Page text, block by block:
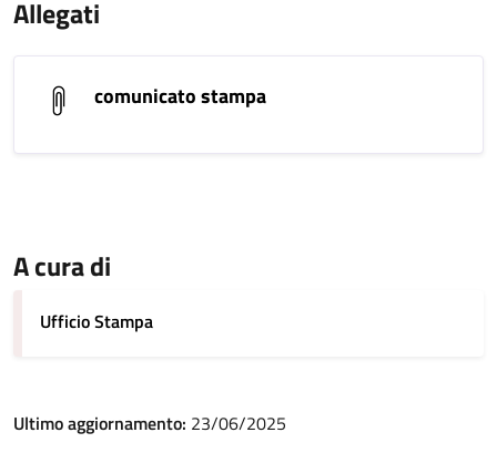
Allegati
comunicato stampa
A cura di
Ufficio Stampa
Ultimo aggiornamento: 23/06/2025